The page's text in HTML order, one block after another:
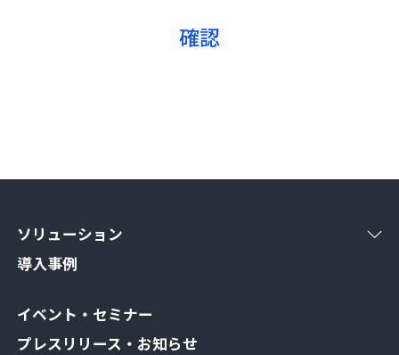
ソリューション
導入事例
イベント・セミナー
プレスリリース・お知らせ